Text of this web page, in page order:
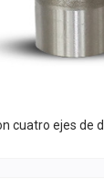
cuatro ejes de